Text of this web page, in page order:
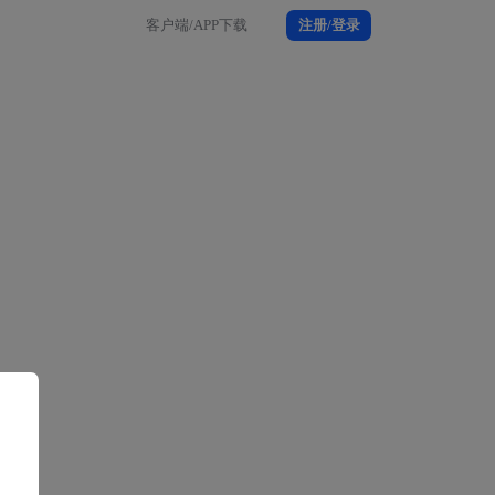
客户端/APP下载 注册/登录